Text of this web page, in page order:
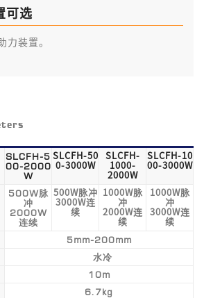
可选
力装置。
SLCFH-5
00-2000
W
SLCFH-50
0-3000W
SLCFH-
1000-
2000W
SLCFH-10
00-3000W
500W脉
冲
2000W
连续
500W脉冲
3000W连
续
1000W脉
冲
2000W连
续
1000W脉
冲
3000W连
续
5mm-200mm
水冷
10m
6.7kg